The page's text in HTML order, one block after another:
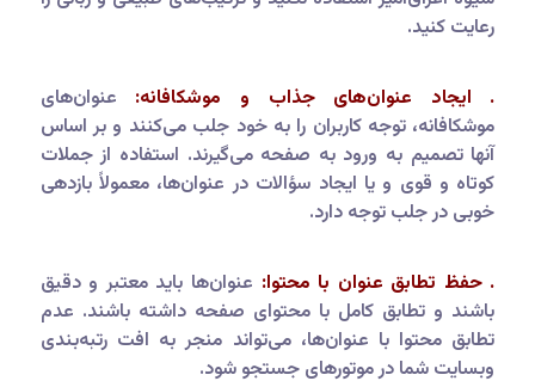
رعایت کنید.
. ایجاد عنوان‌های جذاب و موشکافانه: عنوان‌های
موشکافانه، توجه کاربران را به خود جلب می‌کنند و بر اساس
آنها تصمیم به ورود به صفحه می‌گیرند. استفاده از جملات
کوتاه و قوی و یا ایجاد سؤالات در عنوان‌ها، معمولاً بازدهی
خوبی در جلب توجه دارد.
. حفظ تطابق عنوان با محتوا: عنوان‌ها باید معتبر و دقیق
باشند و تطابق کامل با محتوای صفحه داشته باشند. عدم
تطابق محتوا با عنوان‌ها، می‌تواند منجر به افت رتبه‌بندی
وبسایت شما در موتورهای جستجو شود.